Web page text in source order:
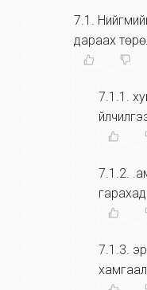
7.1 .
дараах
7.1.1 .
7.1.2.
7.1.3.